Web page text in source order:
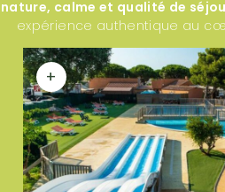
nature, calme et qualité de
expérience authentique au
+